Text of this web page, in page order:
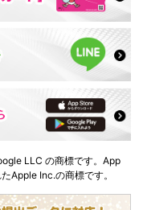
LLC の商標です。App
Apple Inc.の商標です。